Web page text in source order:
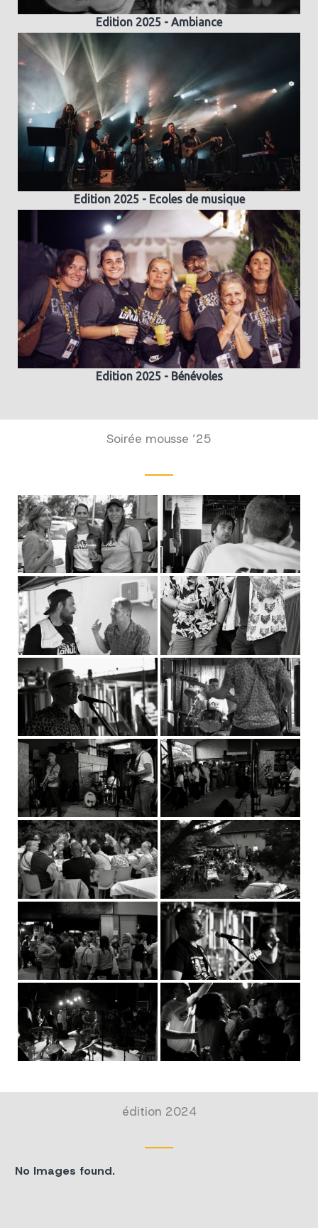
Edition 2025 - Ambiance
Edition 2025 - Ecoles de musique
Edition 2025 - Bénévoles
Soirée mousse ’25
édition 2024
No Images found.